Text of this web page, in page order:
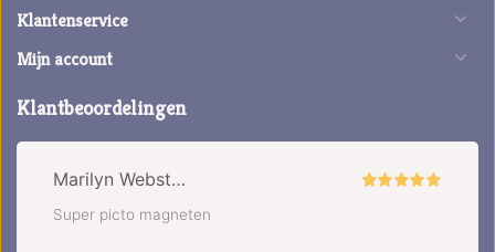
Klantenservice
Mijn account
Klantbeoordelingen